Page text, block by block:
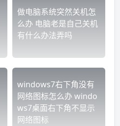
做电脑系统突然关机怎
么办 电脑老是自己关机
有什么办法弄吗
windows7右下角没有
网络图标怎么办 windo
ws7桌面右下角不显示
网络图标